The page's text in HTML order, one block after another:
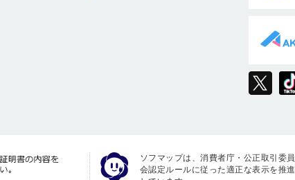
ソフマップは、消費者庁・公正取引委員
会認定ルールに従った適正な表示を推進